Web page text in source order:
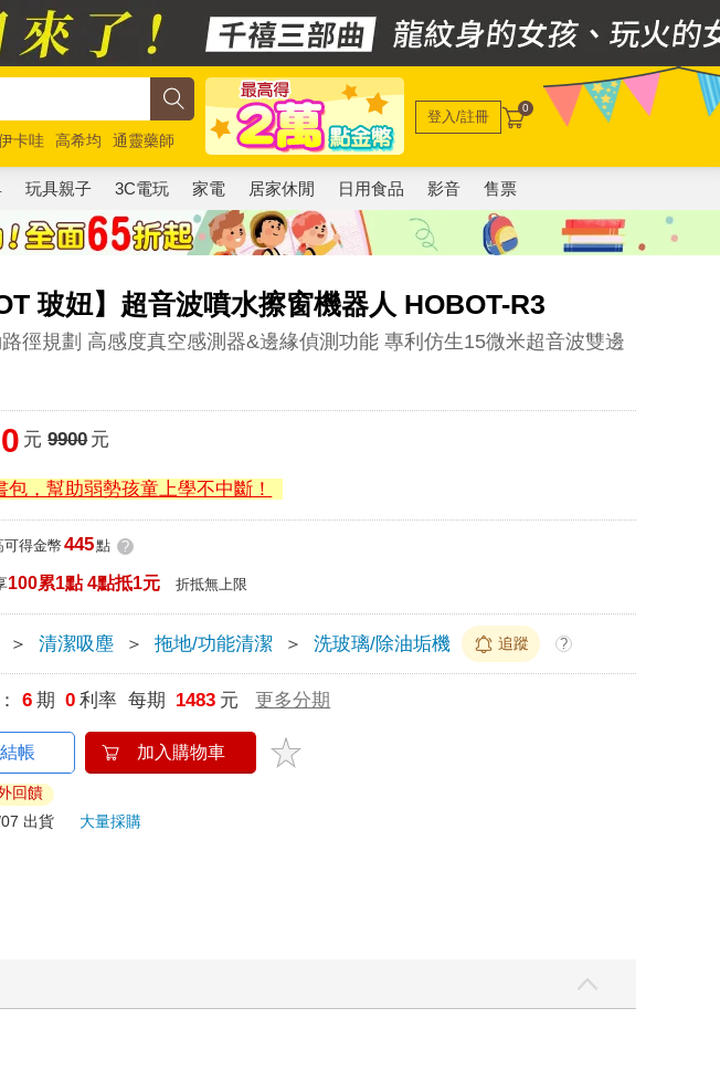
卡哇 高希均
通靈藥師
跑
登入/註冊 0
玩具親子 3C電玩 家電 居家休閒 日用食品 影音 售票
玻妞】超音波噴水擦窗機器人 HOBOT-R3
徑規劃 高感度真空感測器&邊緣偵測功能 專利仿生15微米超音波雙邊
元 9900元
包，幫助弱勢孩童上學不中斷！
可得金幣 445點 ?
100累1點 4點抵1元 折抵無上限
＞ 清潔吸塵 ＞ 拖地/功能清潔 ＞ 洗玻璃/除油垢機 追蹤 ?
6 期 0 利率 每期 1483 元 更多分期
帳 加入購物車
回饋
出貨
大量採購